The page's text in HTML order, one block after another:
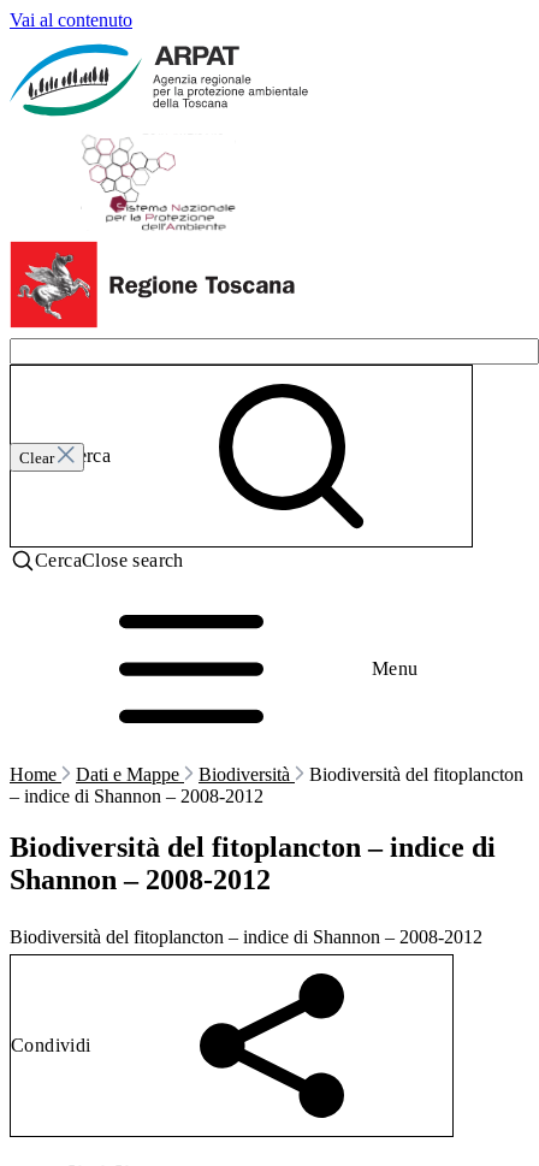
Vai al contenuto
Clear
Invia ricerca
CercaClose search
Menu
Home Dati e Mappe Biodiversità
Biodiversità del fitoplancton
– indice di Shannon – 2008-2012
Biodiversità del fitoplancton – indice di
Shannon – 2008-2012
Biodiversità del fitoplancton – indice di Shannon – 2008-2012
Condividi